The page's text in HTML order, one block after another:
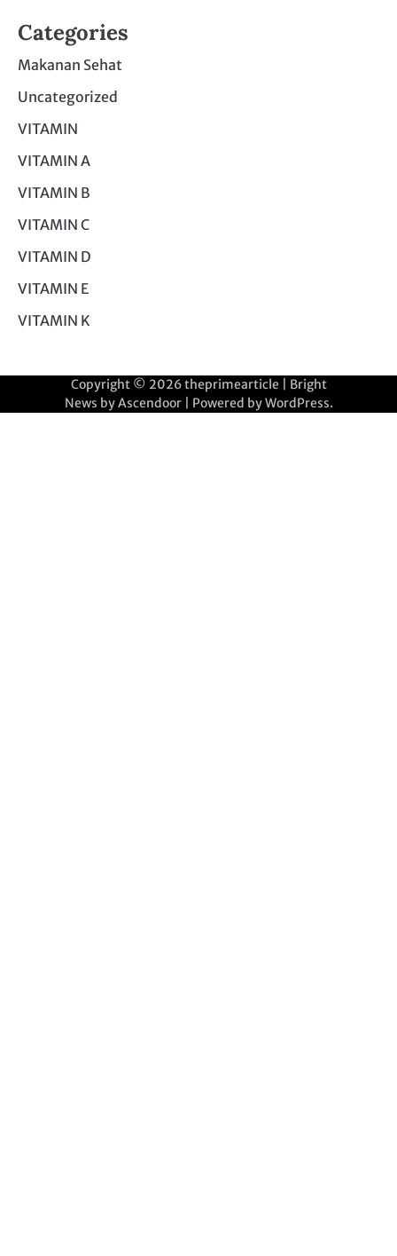
Categories
Makanan Sehat
Uncategorized
VITAMIN
VITAMIN A
VITAMIN B
VITAMIN C
VITAMIN D
VITAMIN E
VITAMIN K
Copyright © 2026theprimearticle | Bright
News byAscendoor| Powered byWordPress.